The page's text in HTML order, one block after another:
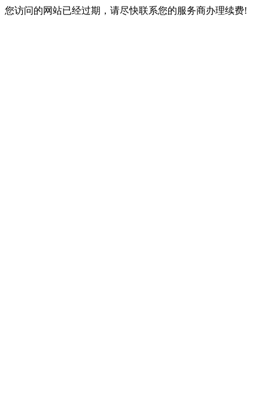
您访问的网站已经过期，请尽快联系您的服务商办理续费!